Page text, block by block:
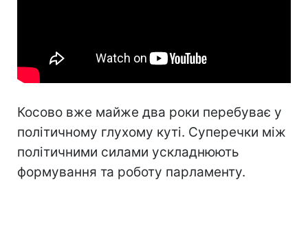
Косово вже майже два роки перебуває у
політичному глухому куті. Суперечки між
політичними силами ускладнюють
формування та роботу парламенту.